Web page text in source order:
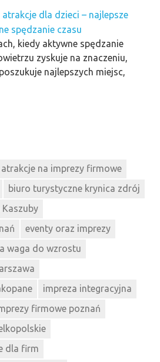
atrakcje dla dzieci – najlepsze
spędzanie czasu
kiedy aktywne spędzanie
zyskuje na znaczeniu,
najlepszych miejsc,
atrakcje na imprezy firmowe
biuro turystyczne krynica zdrój
eventy oraz imprezy
waga do wzrostu
impreza integracyjna
firmowe poznań
dla firm